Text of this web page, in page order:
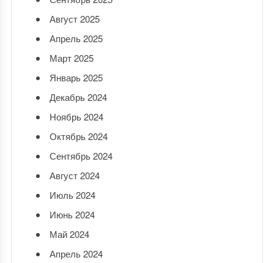
Август 2025
Апрель 2025
Март 2025
Январь 2025
Декабрь 2024
Ноябрь 2024
Октябрь 2024
Сентябрь 2024
Август 2024
Июль 2024
Июнь 2024
Май 2024
Апрель 2024